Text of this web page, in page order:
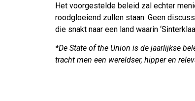
Het voorgestelde beleid zal echter
roodgloeiend zullen staan. Geen
die snakt naar een land waarin
*De State of the Union is de jaarlijkse
tracht men een wereldser, hipper en